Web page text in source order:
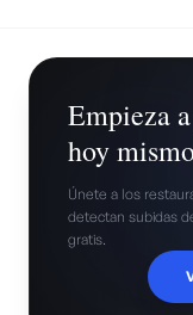
Empieza
hoy
Únete a los
detectan subidas
gratis.